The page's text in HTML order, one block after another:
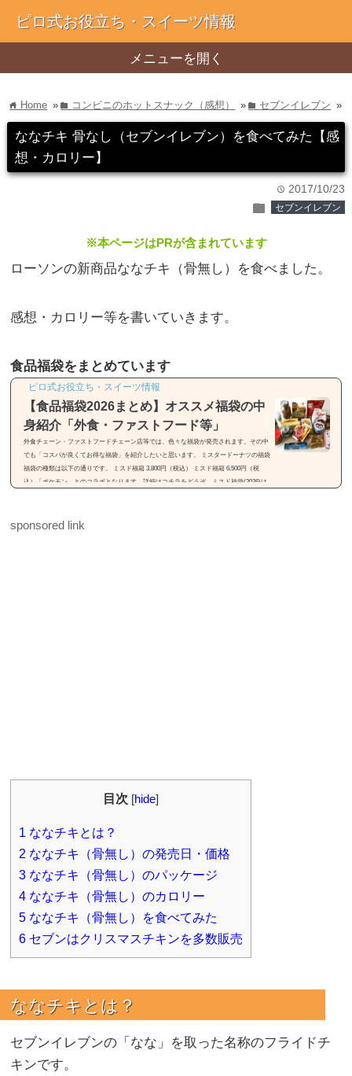
ピロ式お役立ち・スイーツ情報
メニューを開く
home Home » folder コンビニのホットスナック（感想） » folder セブンイレブン »
ななチキ 骨なし（セブンイレブン）を食べてみた【感
想・カロリー】
time 2017/10/23
folder セブンイレブン
※本ページはPRが含まれています
ローソンの新商品ななチキ（骨無し）を食べました。
感想・カロリー等を書いていきます。
食品福袋をまとめています
ピロ式お役立ち・スイーツ情報
【食品福袋2026まとめ】オススメ福袋の中
身紹介「外食・ファストフード等」
外食チェーン・ファストフードチェーン店等では、色々な福袋が発売されます。その中
でも「コスパが良くてお得な福袋」を紹介したいと思います。 ミスタードーナツの福袋
福袋の種類は以下の通りです。 ミスド福箱 3,800円（税込） ミスド福箱 6,500円（税
込）「ポケモン」とのコラボとなります。詳細はコチラをどうぞ。ミスド福袋(2026)は
3,500円）福袋は2種類...
sponsored link
目次 [hide]
1 ななチキとは？
2 ななチキ（骨無し）の発売日・価格
3 ななチキ（骨無し）のパッケージ
4 ななチキ（骨無し）のカロリー
5 ななチキ（骨無し）を食べてみた
6 セブンはクリスマスチキンを多数販売
ななチキとは？
セブンイレブンの「なな」を取った名称のフライドチ
キンです。